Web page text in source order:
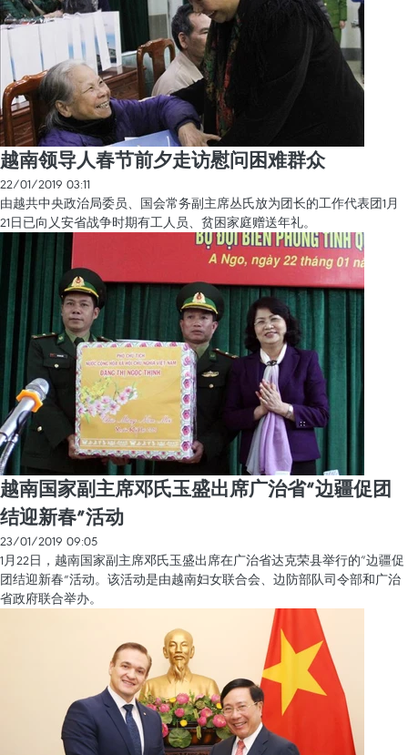
越南领导人春节前夕走访慰问困难群众
22/01/2019 03:11
由越共中央政治局委员、国会常务副主席丛氏放为团长的工作代表团1月
21日已向乂安省战争时期有工人员、贫困家庭赠送年礼。
越南国家副主席邓氏玉盛出席广治省“边疆促团
结迎新春”活动
23/01/2019 09:05
1月22日，越南国家副主席邓氏玉盛出席在广治省达克荣县举行的“边疆促
团结迎新春”活动。该活动是由越南妇女联合会、边防部队司令部和广治
省政府联合举办。